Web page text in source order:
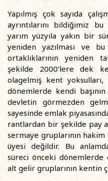
Yapılmış çok sayıda
ayrıntılarını bildiğimiz
yarım yüzyıla yakın bir
yeniden yazılması ve
ortaklıklarının yeniden
şekilde 2000’lere dek
olagelmiş kent yoksulları,
dönemlerde kendi
devletin görmezden
sayesinde emlak
rantlardan bir şekilde pay
sermaye gruplarının
üyesi değildir. Bu
süreci önceki dönemlerde
alt gelir gruplarının kentin